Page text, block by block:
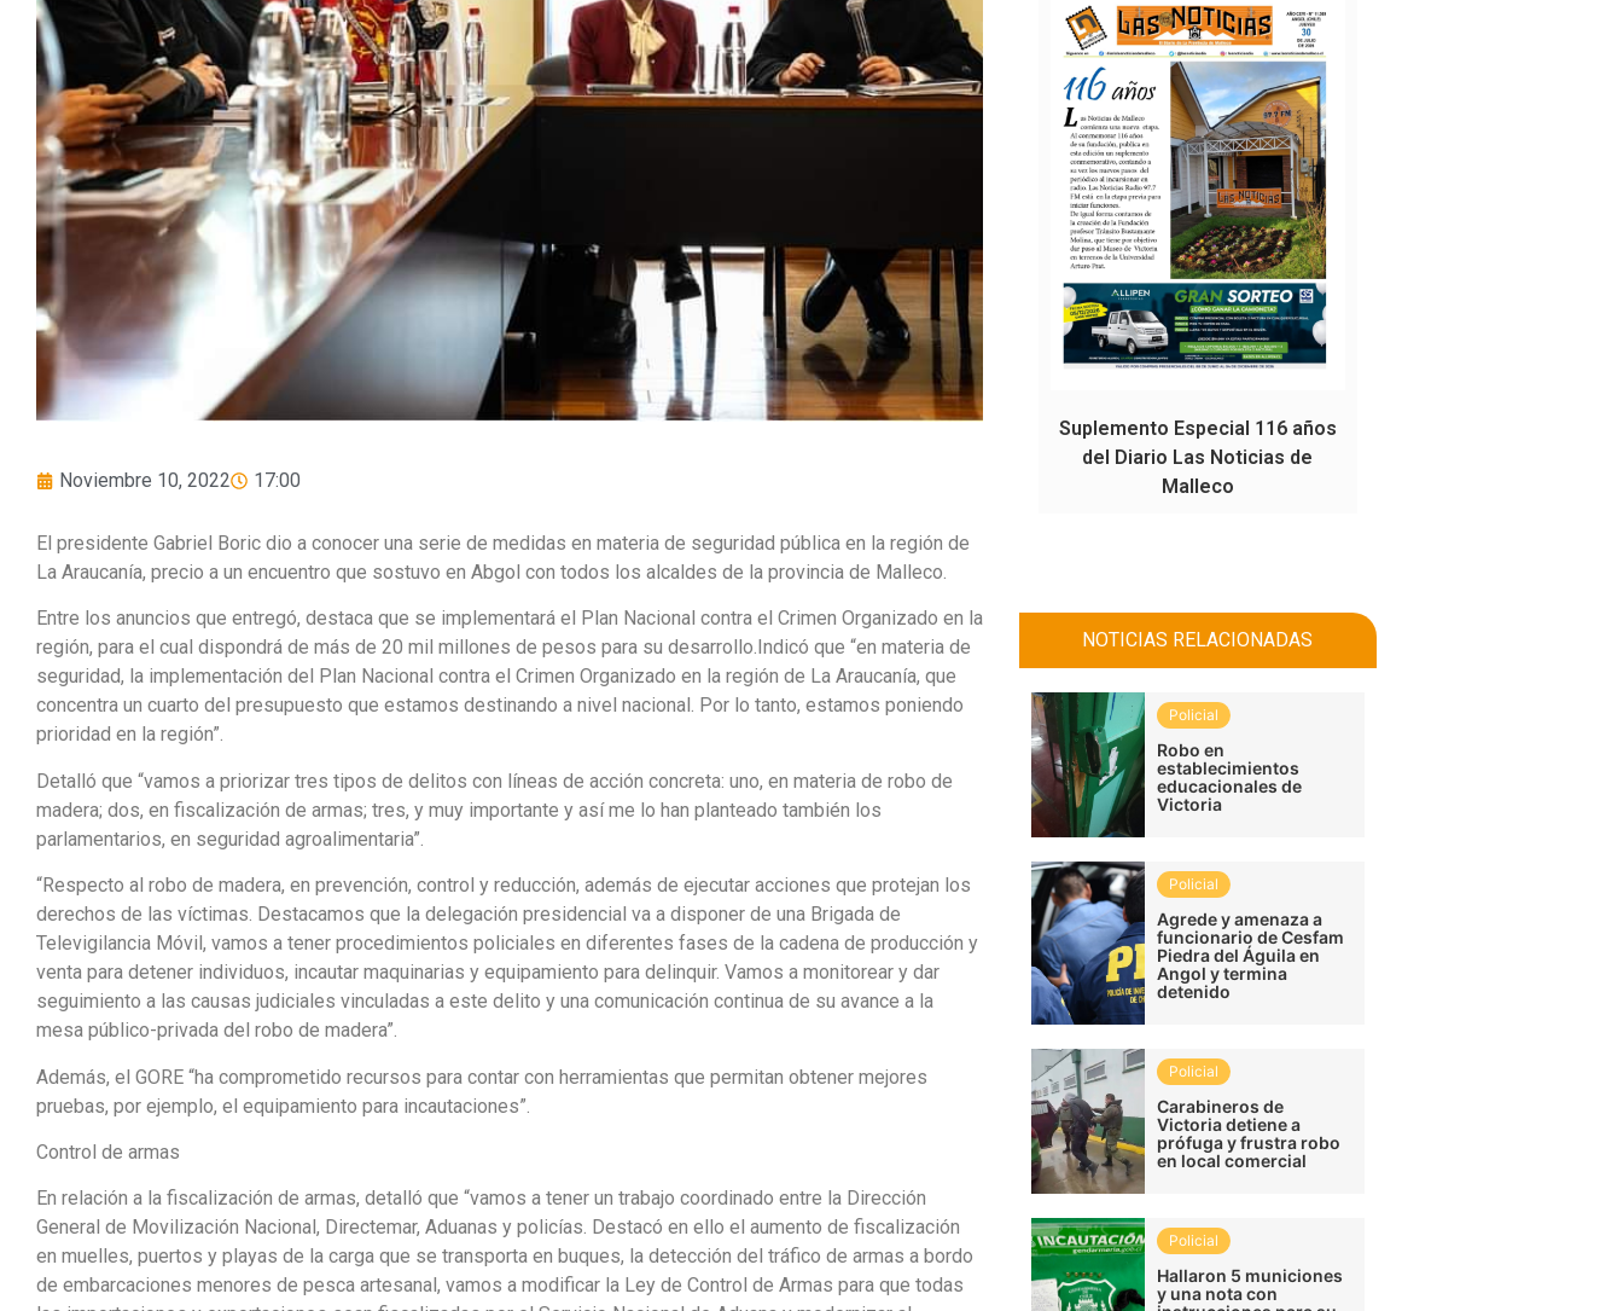
Noviembre 10, 2022 17:00
El presidente Gabriel Boric dio a conocer una serie de medidas en materia de seguridad pública en la región de
La Araucanía, precio a un encuentro que sostuvo en Abgol con todos los alcaldes de la provincia de Malleco.
Entre los anuncios que entregó, destaca que se implementará el Plan Nacional contra el Crimen Organizado en la
región, para el cual dispondrá de más de 20 mil millones de pesos para su desarrollo.Indicó que “en materia de
seguridad, la implementación del Plan Nacional contra el Crimen Organizado en la región de La Araucanía, que
concentra un cuarto del presupuesto que estamos destinando a nivel nacional. Por lo tanto, estamos poniendo
prioridad en la región”.
Detalló que “vamos a priorizar tres tipos de delitos con líneas de acción concreta: uno, en materia de robo de
madera; dos, en fiscalización de armas; tres, y muy importante y así me lo han planteado también los
parlamentarios, en seguridad agroalimentaria”.
“Respecto al robo de madera, en prevención, control y reducción, además de ejecutar acciones que protejan los
derechos de las víctimas. Destacamos que la delegación presidencial va a disponer de una Brigada de
Televigilancia Móvil, vamos a tener procedimientos policiales en diferentes fases de la cadena de producción y
venta para detener individuos, incautar maquinarias y equipamiento para delinquir. Vamos a monitorear y dar
seguimiento a las causas judiciales vinculadas a este delito y una comunicación continua de su avance a la
mesa público-privada del robo de madera”.
Además, el GORE “ha comprometido recursos para contar con herramientas que permitan obtener mejores
pruebas, por ejemplo, el equipamiento para incautaciones”.
Control de armas
En relación a la fiscalización de armas, detalló que “vamos a tener un trabajo coordinado entre la Dirección
General de Movilización Nacional, Directemar, Aduanas y policías. Destacó en ello el aumento de fiscalización
en muelles, puertos y playas de la carga que se transporta en buques, la detección del tráfico de armas a bordo
de embarcaciones menores de pesca artesanal, vamos a modificar la Ley de Control de Armas para que todas
Suplemento Especial 116 años
del Diario Las Noticias de
Malleco
NOTICIAS RELACIONADAS
Policial
Robo en
establecimientos
educacionales de
Victoria
Policial
Agrede y amenaza a
funcionario de Cesfam
Piedra del Águila en
Angol y termina
detenido
Policial
Carabineros de
Victoria detiene a
prófuga y frustra robo
en local comercial
Policial
Hallaron 5 municiones
y una nota con